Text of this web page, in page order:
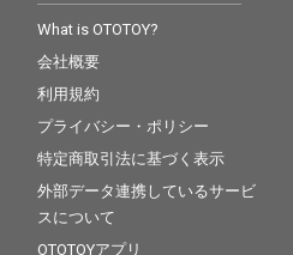
What is OTOTOY?
会社概要
利用規約
プライバシー・ポリシー
特定商取引法に基づく表示
外部データ連携しているサービ
スについて
OTOTOYアプリ